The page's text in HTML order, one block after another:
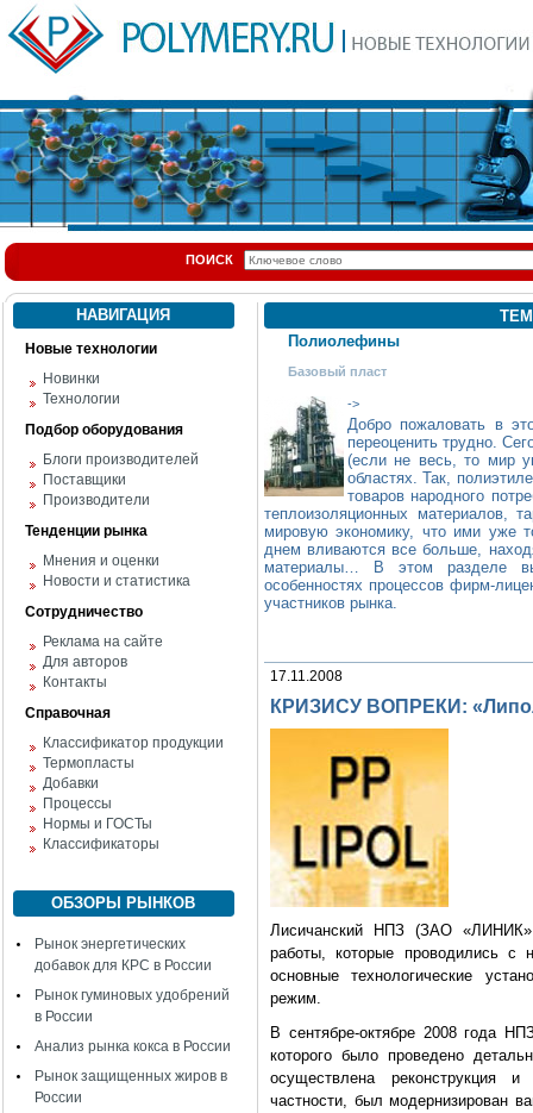
ПОИСК
НАВИГАЦИЯ
Новые технологии
Новинки
Технологии
Подбор оборудования
Блоги производителей
Поставщики
Производители
Тенденции рынка
Мнения и оценки
Новости и статистика
Сотрудничество
Реклама на сайте
Для авторов
Контакты
Справочная
Классификатор продукции
Термопласты
Добавки
Процессы
Нормы и ГОСТы
Классификаторы
ОБЗОРЫ РЫНКОВ
Рынок энергетических
добавок для КРС в России
Рынок гуминовых удобрений
в России
Анализ рынка кокса в России
Рынок защищенных жиров в
России
Полиолефины
Базовый пласт
->
Добро пожаловать в
переоценить трудно.
(если не весь, то мир
областях. Так,
товаров народного
теплоизоляционных
мировую экономику, что ими уже
днем вливаются все больше,
материалы… В этом разделе
особенностях процессов фирм-
участников рынка.
17.11.2008
КРИЗИСУ ВОПРЕКИ:
Лисичанский НПЗ (ЗАО «ЛИНИК»,
работы, которые проводились с
основные технологические
режим.
В сентябре-октябре 2008 года
которого было проведено
осуществлена реконструкция
частности, был модернизирован